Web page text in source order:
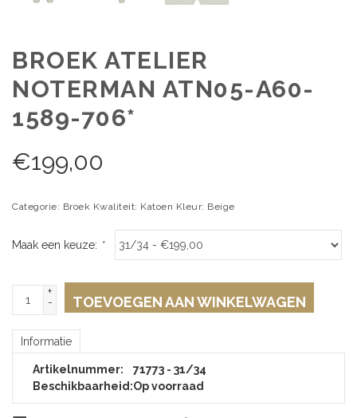
BROEK ATELIER
NOTERMAN ATN05-A60-
1589-706*
€199,00
Categorie: Broek Kwaliteit: Katoen Kleur: Beige
Maak een keuze: *
+
-
TOEVOEGEN AAN WINKELWAGEN
Informatie
Artikelnummer:
71773 - 31/34
Beschikbaarheid:Op voorraad